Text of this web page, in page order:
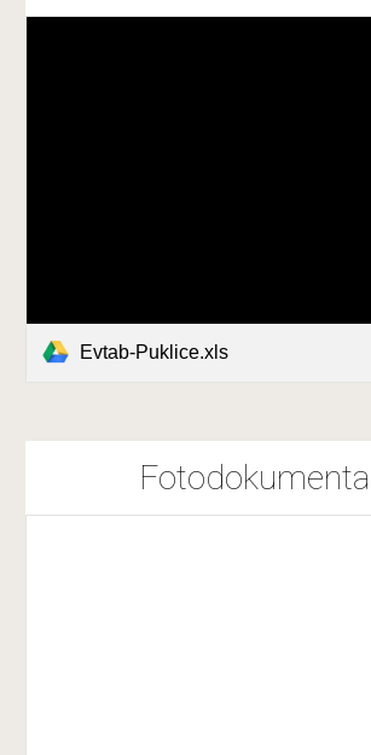
Evtab-Puklice.xls